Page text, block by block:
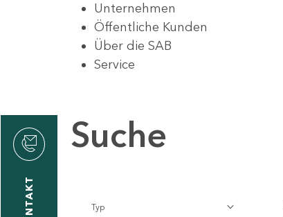
Unternehmen
Öffentliche Kunden
Über die SAB
Service
KONTAKT
Suche
Typ